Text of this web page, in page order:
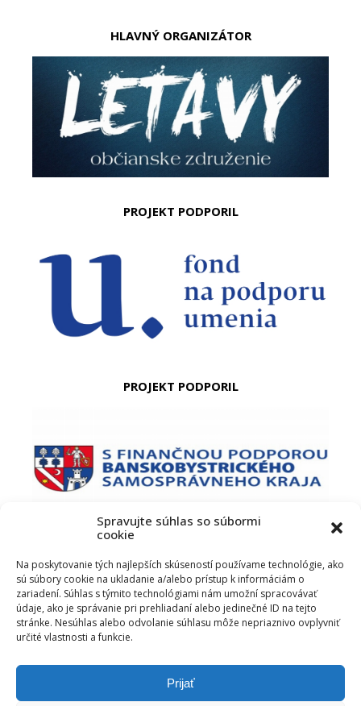
Spravujte súhlas so súbormi
cookie
Na poskytovanie tých najlepších skúseností používame technológie, ako
sú súbory cookie na ukladanie a/alebo prístup k informáciám o
zariadení. Súhlas s týmito technológiami nám umožní spracovávať
údaje, ako je správanie pri prehliadaní alebo jedinečné ID na tejto
stránke. Nesúhlas alebo odvolanie súhlasu môže nepriaznivo ovplyvniť
určité vlastnosti a funkcie.
Prijať
HLAVNÝ ORGANIZÁTOR
PROJEKT PODPORIL
PROJEKT PODPORIL
PODUJATIE PODPORIL